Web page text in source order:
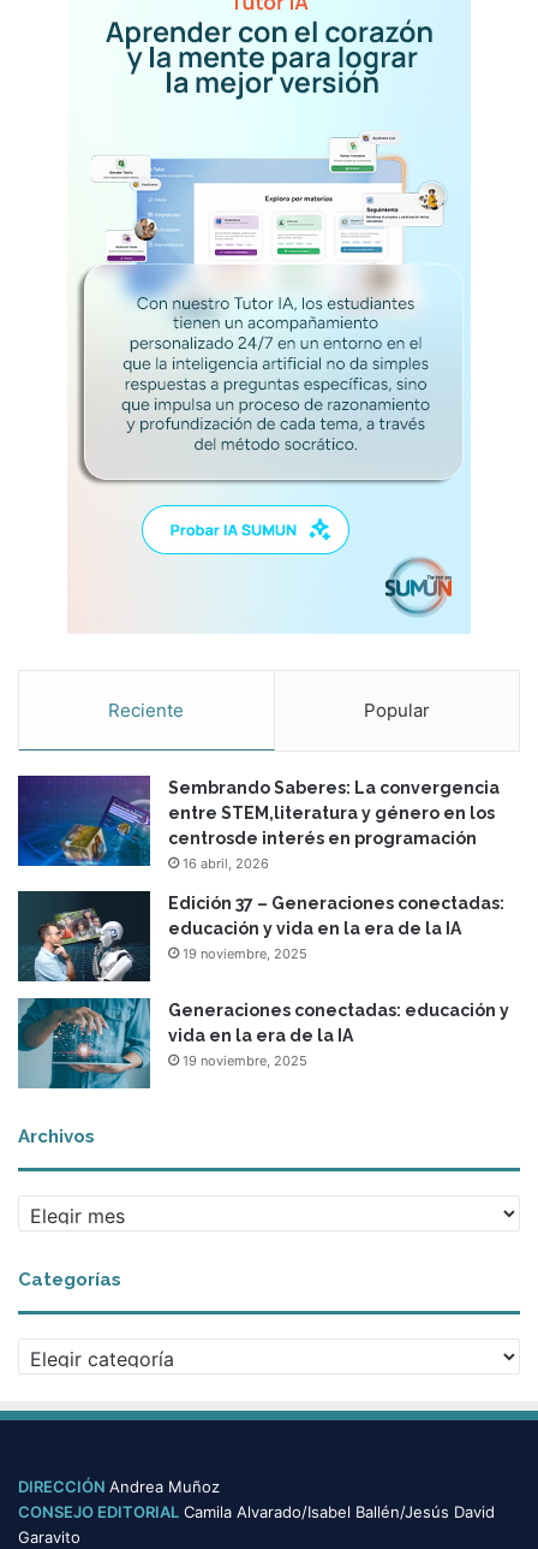
Reciente Popular
Sembrando Saberes: La convergencia
entre STEM,literatura y género en los
centrosde interés en programación
16 abril, 2026
Edición 37 – Generaciones conectadas:
educación y vida en la era de la IA
19 noviembre, 2025
Generaciones conectadas: educación y
vida en la era de la IA
19 noviembre, 2025
Archivos
Archivos
Categorías
Categorías
DIRECCIÓN Andrea Muñoz
CONSEJO EDITORIAL Camila Alvarado/Isabel Ballén/Jesús David
Garavito